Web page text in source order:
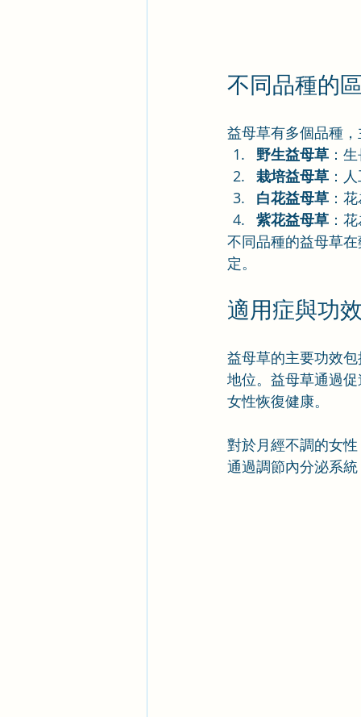
不同品種的
益母草有多個品種
野生益母草 ：
栽培益母草 ：
白花益母草 ：
紫花益母草 ：
不同品種的益母草
定。
適用症與功
益母草的主要功效
地位。益母草通過
女性恢復健康。
對於月經不調的女
通過調節內分泌系